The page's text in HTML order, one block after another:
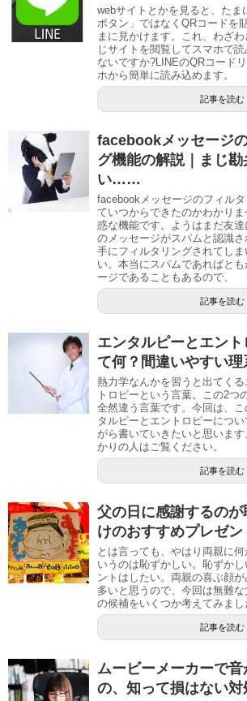
webサイトとかを見ると、たま
ボタン」ではなくQRコードを
まに見かけます。これ、わざ
じサイトを閲覧してスマホで
ないですか?LINEのQRコード
ホから簡単に読み込めます。
記事を読む
facebookメッセージ
グ機能の解説｜まじ勘
い……
facebookメッセージのフィル
ていつからできたのかわかり
惑な機能です。ようはまだ友
のメッセージがスパムと認識
手にフィルタリングされてし
い。本当にスパムであればと
ージであることもあるので、
記事を読む
エンタルピーとエン
て何？間違いやすい理
熱力学なんかを習うと出てく
トロピーという言葉。この2つ
全然違う言葉です。今回は、
タルピーとエントロピーにつ
がら書いていきたいと思いま
かりの人はご覧ください。
記事を読む
父の日に感謝するのが
けのおすすめプレゼン
とは言っても、やはり両親に
いうのは恥ずかしい。恥ずか
ントはしたい。両親の喜ぶ顔
多いと思うので、今回は無難
の候補をいくつか考えてみまし
記事を読む
ムービーメーカーで音
の、知って損はない対